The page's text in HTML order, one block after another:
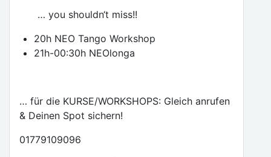
… you shouldn‘t miss!!
20h NEO Tango Workshop
21h-00:30h NEOlonga
… für die KURSE/WORKSHOPS: Gleich anrufen
& Deinen Spot sichern!
01779109096